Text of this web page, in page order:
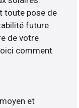
toute pose de
future
de votre
comment
et